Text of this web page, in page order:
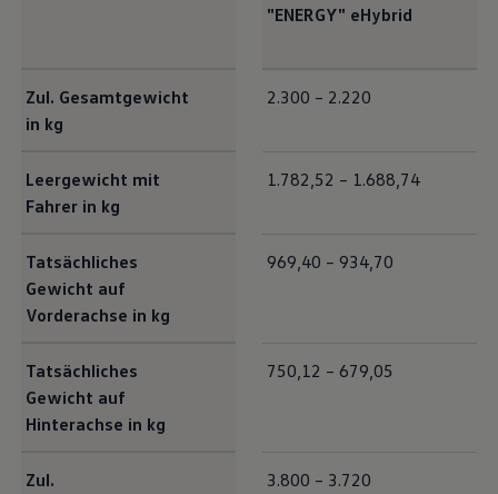
"ENERGY" eHybrid
Zul. Gesamtgewicht
in kg
2.300 – 2.220
Leergewicht mit
Fahrer in kg
1.782,52 – 1.688,74
Tatsächliches
Gewicht auf
Vorderachse in kg
969,40 – 934,70
Tatsächliches
Gewicht auf
Hinterachse in kg
750,12 – 679,05
Zul.
3.800 – 3.720